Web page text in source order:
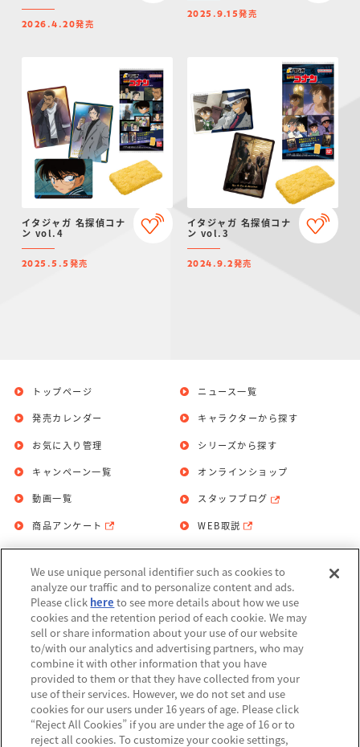
2026.4.20発売
2025.9.15発売
イタジャガ 名探偵コナ
ン vol.4
2025.5.5 発売
イタジャガ 名探偵コナ
ン vol.3
2024.9.2発売
トップページ
発売カレンダー
お気に入り管理
ニュース一覧
キャラクターから探す
シリーズから探す
キャンペーン一覧
動画一覧
商品アンケート
オンラインショップ
スタッフブログ
WEB取説
お問い合わせ 個人情報保護方針
利用規約
Do Not Sell or Share My Personal
Information
アレルギー情報
We use unique personal identifier such as cookies to
analyze our traffic and to personalize content and ads.
Please click here to see more details about how we use
cookies and the retention period of each cookie. We may
sell or share information about your use of our website
to/with our analytics and advertising partners, who may
combine it with other information that you have
provided to them or that they have collected from your
use of their services. However, we do not set and use
cookies for our users under 16 years of age. Please click
“Reject All Cookies” if you are under the age of 16 or to
reject all cookies. To customize your cookie settings,